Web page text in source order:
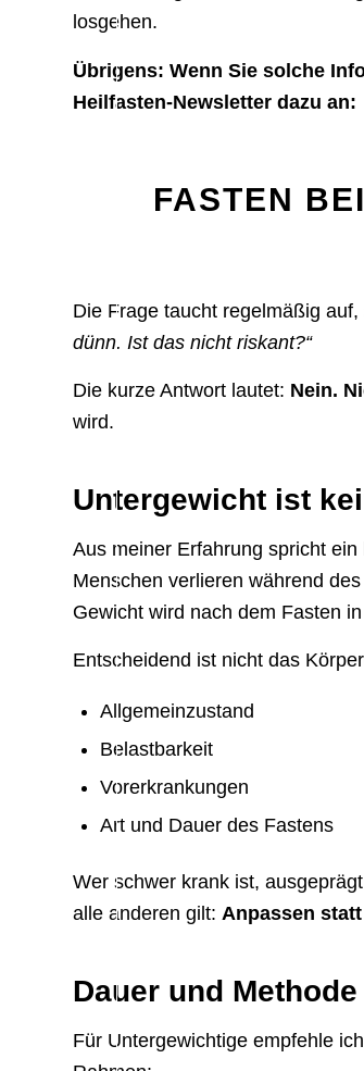
losgehen.
Übrigens: Wenn Sie solche
Heilfasten-Newsletter dazu an:
FASTEN
Die Frage taucht regelmäßig
dünn. Ist das nicht riskant?“
Die kurze Antwort lautet: Nein.
wird.
Untergewicht ist
Aus meiner Erfahrung spricht
Menschen verlieren während
Gewicht wird nach dem Fasten
Entscheidend ist nicht das
Allgemeinzustand
Belastbarkeit
Vorerkrankungen
Art und Dauer des Fastens
Wer schwer krank ist,
alle anderen gilt: Anpassen
Dauer und
Für Untergewichtige empfehle ich